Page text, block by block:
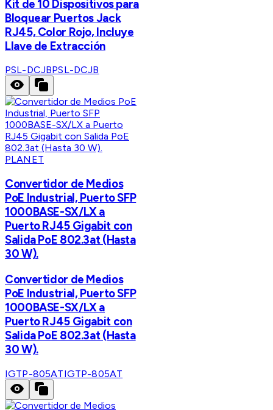
Kit de 10 Dispositivos para
Bloquear Puertos Jack
RJ45, Color Rojo, Incluye
Llave de Extracción
PSL-DCJBPSL-DCJB
PLANET
Convertidor de Medios
PoE Industrial, Puerto SFP
1000BASE-SX/LX a
Puerto RJ45 Gigabit con
Salida PoE 802.3at (Hasta
30 W).
Convertidor de Medios
PoE Industrial, Puerto SFP
1000BASE-SX/LX a
Puerto RJ45 Gigabit con
Salida PoE 802.3at (Hasta
30 W).
IGTP-805ATIGTP-805AT